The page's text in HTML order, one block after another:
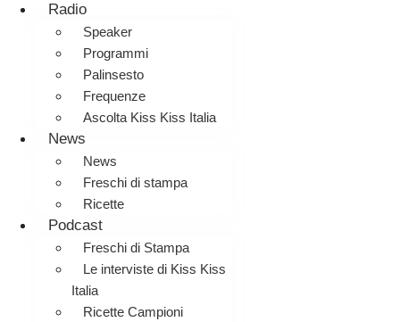
Radio
Speaker
Programmi
Palinsesto
Frequenze
Ascolta Kiss Kiss Italia
News
News
Freschi di stampa
Ricette
Podcast
Freschi di Stampa
Le interviste di Kiss Kiss
Italia
Ricette Campioni